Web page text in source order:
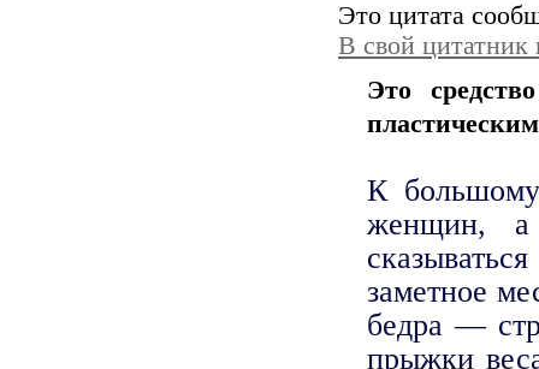
Это цитата
В свой цитатник
Это
К
женщин,
заметное
бедра —
прыжки